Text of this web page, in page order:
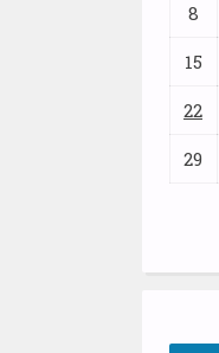
8
15
22
29